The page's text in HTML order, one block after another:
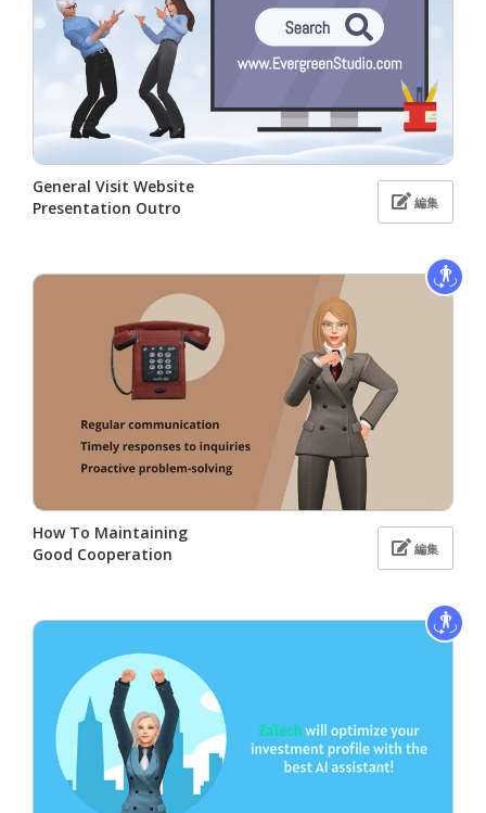
General Visit Website
Presentation Outro
編集
How To Maintaining
Good Cooperation
編集